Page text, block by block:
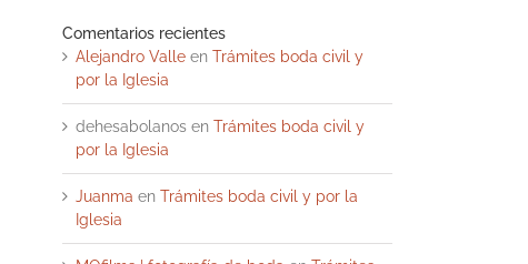
Comentarios recientes
Alejandro Valle en Trámites boda civil y
por la Iglesia
dehesabolanos en Trámites boda civil y
por la Iglesia
Juanma en Trámites boda civil y por la
Iglesia